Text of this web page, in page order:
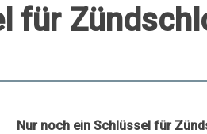
für
Nur noch ein Schlüssel für